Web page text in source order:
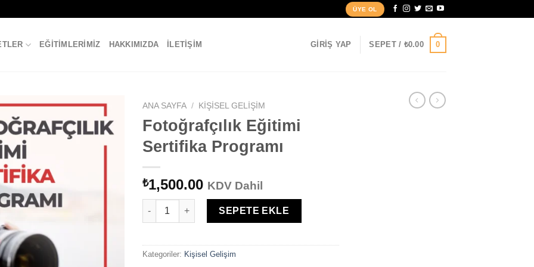
ÜYE OL
EĞITIMLERIMIZ HAKKIMIZDA İLETIŞIM GIRIŞ YAP SEPET / ₺0.00 0
ANA SAYFA / KIŞISEL GELIŞIM
Fotoğrafçılık Eğitimi
Sertifika Programı
₺1,500.00 KDV Dahil
Fotoğrafçılık Eğitimi Sertifika Programı adet
SEPETE EKLE
Kategoriler: Kişisel Gelişim